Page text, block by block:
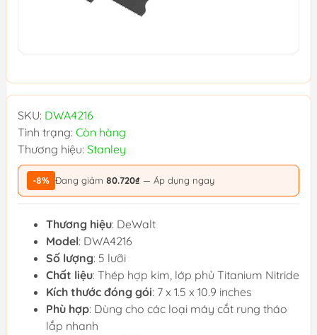
SKU: DWA4216
Tình trạng: Còn hàng
Thương hiệu: Stanley
-8% Đang giảm 80.720₫ — Áp dụng ngay
Thương hiệu: DeWalt
Model: DWA4216
Số lượng: 5 lưỡi
Chất liệu: Thép hợp kim, lớp phủ Titanium Nitride
Kích thước đóng gói: 7 x 1.5 x 10.9 inches
Phù hợp: Dùng cho các loại máy cắt rung tháo
lắp nhanh